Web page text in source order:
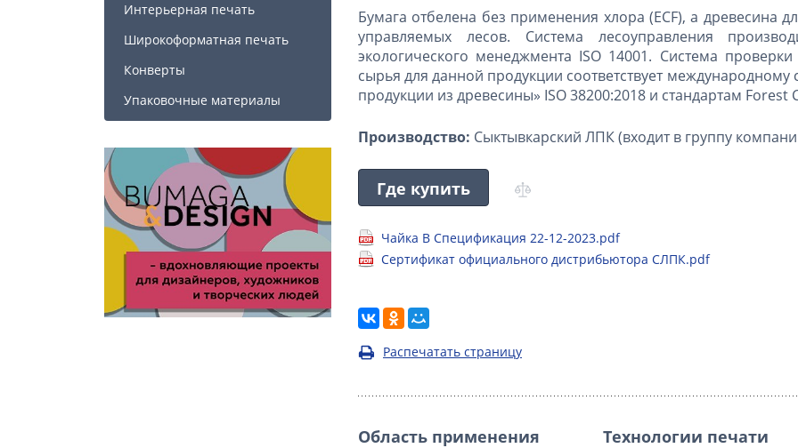
Интерьерная печать
Широкоформатная печать
Конверты
Упаковочные материалы
Бумага отбелена без применения хлора (ECF), а древесина
управляемых лесов. Система лесоуправления
экологического менеджмента ISO 14001. Система
сырья для данной продукции соответствует международному
продукции из древесины» ISO 38200:2018 и стандартам
Производство: Сыктывкарский ЛПК (входит в группу
Где купить
Чайка В Спецификация 22-12-2023.pdf
Сертификат официального дистрибьютора СЛПК.pdf
Распечатать страницу
Область применения Технологии печати